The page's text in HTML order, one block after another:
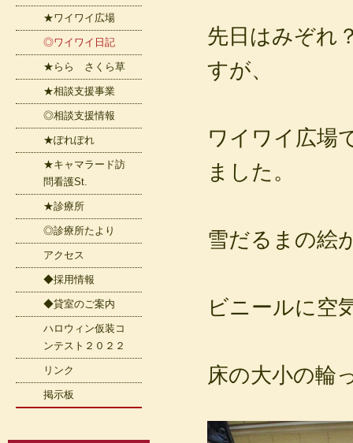
先日はみぞれ
すが、
ワイワイ広場
ました。
雪だるまの絵
ビニールに空
床の大小の輪
★ワイワイ広場
◎ワイワイ日記
★らら さくら草
★相談支援事業
◎相談支援情報
★ぽれぽれ
★キャマラード訪
問看護St.
★診療所
◎診療所たより
アクセス
◆採用情報
◆貸室のご案内
ハロウィン仮装コ
ンテスト２０２２
リンク
掲示板